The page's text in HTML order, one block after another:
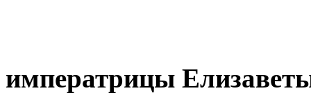
императрицы